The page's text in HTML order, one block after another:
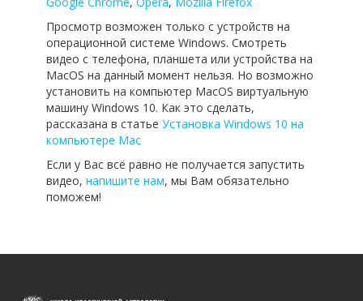
Просмотр возможен только с устройств на
операционной системе Windows. Смотреть
видео с телефона, планшета или устройства на
MacOS на данный момент нельзя. Но возможно
установить на компьютер MacOS виртуальную
машину Windows 10. Как это сделать,
рассказана в статье Установка Windows 10 на
компьютере Mac
Если у Вас всё равно не получается запустить
видео, напишите нам, мы Вам обязательно
поможем!